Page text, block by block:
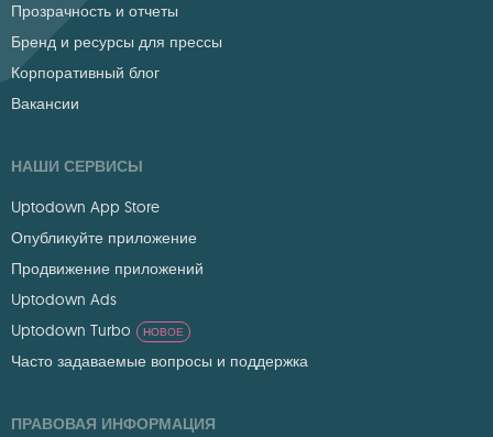
Прозрачность и отчеты
Бренд и ресурсы для прессы
Корпоративный блог
Вакансии
НАШИ СЕРВИСЫ
Uptodown App Store
Опубликуйте приложение
Продвижение приложений
Uptodown Ads
Uptodown Turbo
НОВОЕ
Часто задаваемые вопросы и поддержка
ПРАВОВАЯ ИНФОРМАЦИЯ